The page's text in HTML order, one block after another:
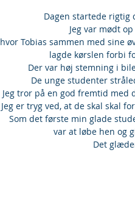
Dagen startede rigtig
Jeg var mødt
hvor Tobias sammen med sine
lagde kørslen forbi
Der var høj stemning i
De unge studenter
Jeg tror på en god fremtid med
Jeg er tryg ved, at de skal skal
Som det første min glade
var at løbe hen og
Det